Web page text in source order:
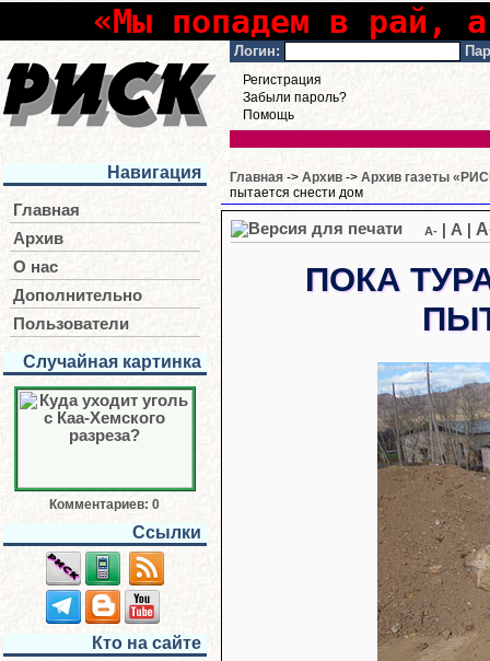
«Мы попадем в рай,
Логин:
Регистрация
Забыли пароль?
Помощь
Навигация
Главная
Архив
О нас
Дополнительно
Пользователи
Случайная картинка
Комментариев: 0
Ссылки
Кто на сайте
Главная -> Архив -> Архив газеты
пытается снести дом
A- A
ПОКА